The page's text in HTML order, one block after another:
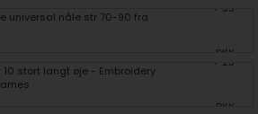
universal nåle str 70-90 fra
+ 35
DKK
10 stort langt øje - Embroidery
+ 25
DKK